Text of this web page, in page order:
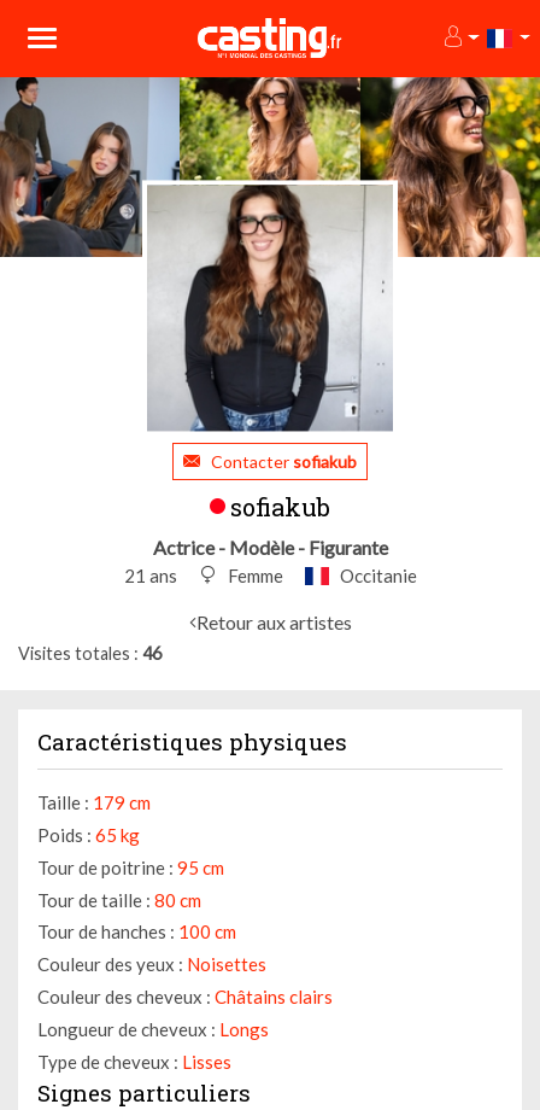
Contacter sofiakub
sofiakub
Actrice - Modèle - Figurante
21 ans Femme Occitanie
Retour aux artistes
Visites totales 46
Caractéristiques physiques
Taille : 179 cm
Poids : 65 kg
Tour de poitrine : 95 cm
Tour de taille : 80 cm
Tour de hanches : 100 cm
Couleur des yeux : Noisettes
Couleur des cheveux : Châtains clairs
Longueur de cheveux : Longs
Type de cheveux : Lisses
Signes particuliers